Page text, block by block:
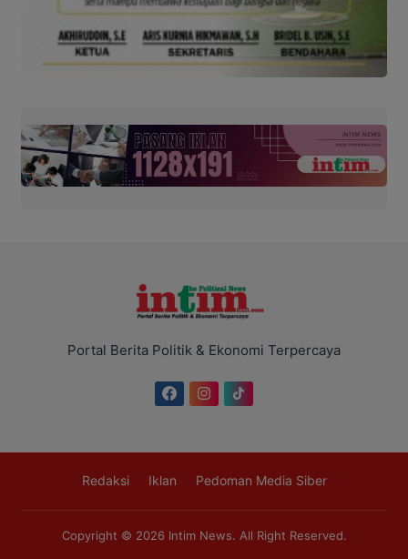
Portal Berita Politik & Ekonomi Terpercaya
Redaksi Iklan Pedoman Media Siber
Copyright © 2026 Intim News. All Right Reserved.